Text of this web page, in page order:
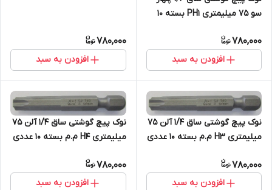
سو 75 میلیمتری PH1 بسته 10
780,000
افزودن به سبد
780,000
افزودن به سبد
نوک پیچ گوشتی ساق 1/4 آلن 75
میلیمتری H3 م.م بسته 10 عددی
780,000
افزودن به سبد
نوک پیچ گوشتی ساق 1/4 آلن 75
میلیمتری H4 م.م بسته 10 عددی
780,000
افزودن به سبد